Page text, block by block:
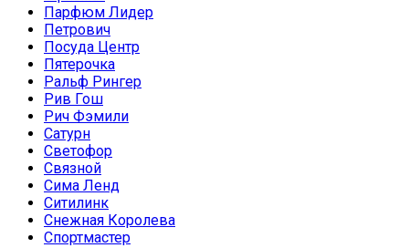
Парфюм Лидер
Петрович
Посуда Центр
Пятерочка
Ральф Рингер
Рив Гош
Рич Фэмили
Сатурн
Светофор
Связной
Сима Ленд
Ситилинк
Снежная Королева
Спортмастер